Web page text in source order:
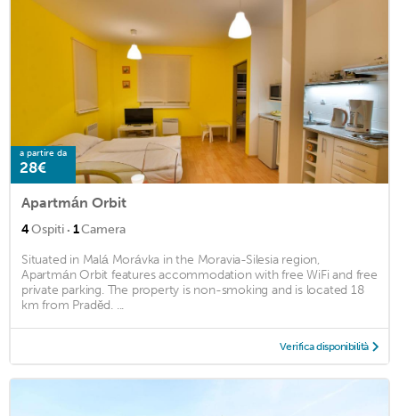
a partire da
28€
Apartmán Orbit
4Ospiti · 1Camera
Situated in Malá Morávka in the Moravia-Silesia region,
Apartmán Orbit features accommodation with free WiFi and free
private parking. The property is non-smoking and is located 18
km from Praděd. ...
Verifica disponibilità